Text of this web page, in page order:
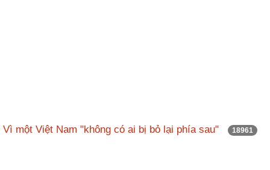
Vì một Việt Nam "không có ai bị bỏ lại phía sau" 18961